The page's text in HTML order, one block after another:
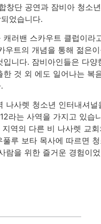
창단 공연과 잠비아 청소
었습니다.
러밴 스카우트 클럽이라
우트의 개념을 통해 젊은
니다. 잠비아인들은 다양
한 것 외 에도 일어나는 복
나사렛 청소년 인터내셔널
라는 사역을 가지고 있습
역의 다른 비 나사렛 교
루 보타 목사에 따르면
람을 위한 즐거운 경험이